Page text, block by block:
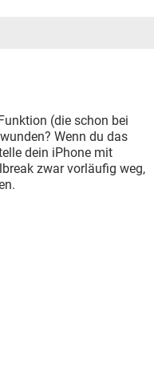
(die schon bei
Wenn du das
dein iPhone mit
zwar vorläufig weg,